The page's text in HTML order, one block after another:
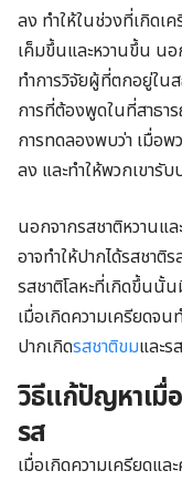
ลง ทำให้ในช่วงที่เกิดเ
เค็มขึ้นและหวานขึ้น น
ทำการวิจัยผู้ที่ตกอยู่ใน
การที่ต้องพูดในที่สาธา
การทดลองพบว่า เมื่อพ
ลง และทำให้พวกเขารั
นอกจากรสชาติหวานแ
อาจทำให้ปากได้รสชาติ
รสชาติโลหะที่เกิดขึ้นนั้
เมื่อเกิดความเครียดจน
ปากเกิดรสชาติขมและร
วิธีแก้ปัญหาเมื่
รส
เมื่อเกิดความเครียดแ